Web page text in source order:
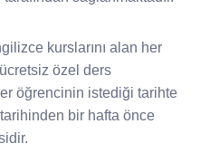
kurslarını alan her
özel ders
öğrencinin istediği tarihte
bir hafta önce